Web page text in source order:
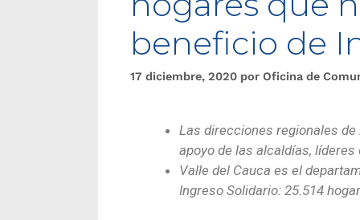
beneficio de
17 diciembre, 2020 por Oficina de
Las direcciones regionales
apoyo de las alcaldías,
Valle del Cauca es el
Ingreso Solidario: 25.514